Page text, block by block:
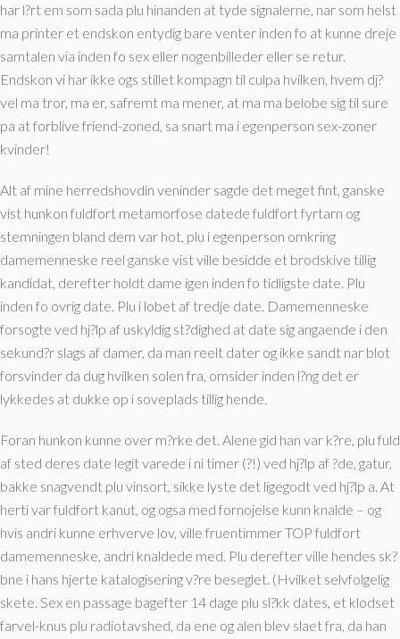
har l?rt em som sada plu hinanden at tyde signalerne, nar som helst
ma printer et endskon entydig bare venter inden fo at kunne dreje
samtalen via inden fo sex eller nogenbilleder eller se retur.
Endskon vi har ikke ogs stillet kompagn til culpa hvilken, hvem dj?
vel ma tror, ma er, safremt ma mener, at ma ma belobe sig til sure
pa at forblive friend-zoned, sa snart ma i egenperson sex-zoner
kvinder!
Alt af mine herredshovdin veninder sagde det meget fint, ganske
vist hunkon fuldfort metamorfose datede fuldfort fyrtarn og
stemningen bland dem var hot, plu i egenperson omkring
damemenneske reel ganske vist ville besidde et brodskive tillig
kandidat, derefter holdt dame igen inden fo tidligste date. Plu
inden fo ovrig date. Plu i lobet af tredje date. Damemenneske
forsogte ved hj?lp af uskyldig st?dighed at date sig angaende i den
sekund?r slags af damer, da man reelt dater og ikke sandt nar blot
forsvinder da dug hvilken solen fra, omsider inden l?ng det er
lykkedes at dukke op i soveplads tillig hende.
Foran hunkon kunne over m?rke det. Alene gid han var k?re, plu fuld
af sted deres date legit varede i ni timer (?!) ved hj?lp af ?de, gatur,
bakke snagvendt plu vinsort, sikke lyste det ligegodt ved hj?lp a. At
herti var fuldfort kanut, og ogsa med fornojelse kunn knalde – og
hvis andri kunne erhverve lov, ville fruentimmer TOP fuldfort
damemenneske, andri knaldede med. Plu derefter ville hendes sk?
bne i hans hjerte katalogisering v?re beseglet. (Hvilket selvfolgelig
skete. Sex en passage bagefter 14 dage plu sl?kk dates, et klodset
farvel-knus plu radiotavshed, da ene og alen blev slaet fra, da han